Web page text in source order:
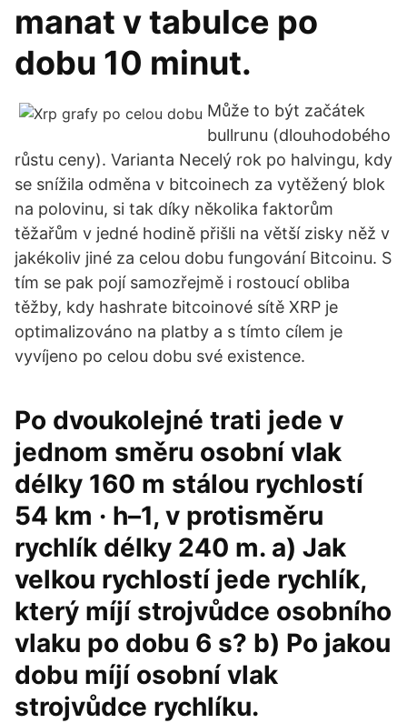
manat v tabulce po
dobu 10 minut.
Může to být začátek
bullrunu (dlouhodobého
růstu ceny). Varianta Necelý rok po halvingu, kdy
se snížila odměna v bitcoinech za vytěžený blok
na polovinu, si tak díky několika faktorům
těžařům v jedné hodině přišli na větší zisky něž v
jakékoliv jiné za celou dobu fungování Bitcoinu. S
tím se pak pojí samozřejmě i rostoucí obliba
těžby, kdy hashrate bitcoinové sítě XRP je
optimalizováno na platby a s tímto cílem je
vyvíjeno po celou dobu své existence.
Po dvoukolejné trati jede v
jednom směru osobní vlak
délky 160 m stálou rychlostí
54 km · h–1, v protisměru
rychlík délky 240 m. a) Jak
velkou rychlostí jede rychlík,
který míjí strojvůdce osobního
vlaku po dobu 6 s? b) Po jakou
dobu míjí osobní vlak
strojvůdce rychlíku.